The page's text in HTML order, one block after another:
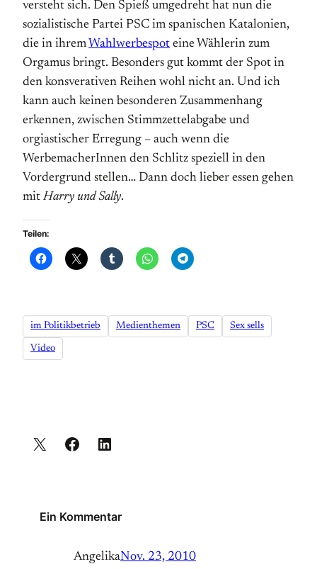
versteht sich. Den Spieß umgedreht hat nun die
sozialistische Partei PSC im spanischen Katalonien,
die in ihrem Wahlwerbespot eine Wählerin zum
Orgamus bringt. Besonders gut kommt der Spot in
den konsverativen Reihen wohl nicht an. Und ich
kann auch keinen besonderen Zusammenhang
erkennen, zwischen Stimmzettelabgabe und
orgiastischer Erregung – auch wenn die
WerbemacherInnen den Schlitz speziell in den
Vordergrund stellen… Dann doch lieber essen gehen
mit Harry und Sally.
Teilen:
im Politikbetrieb Medienthemen PSC Sex sells
Video
Ein Kommentar
AngelikaNov. 23, 2010